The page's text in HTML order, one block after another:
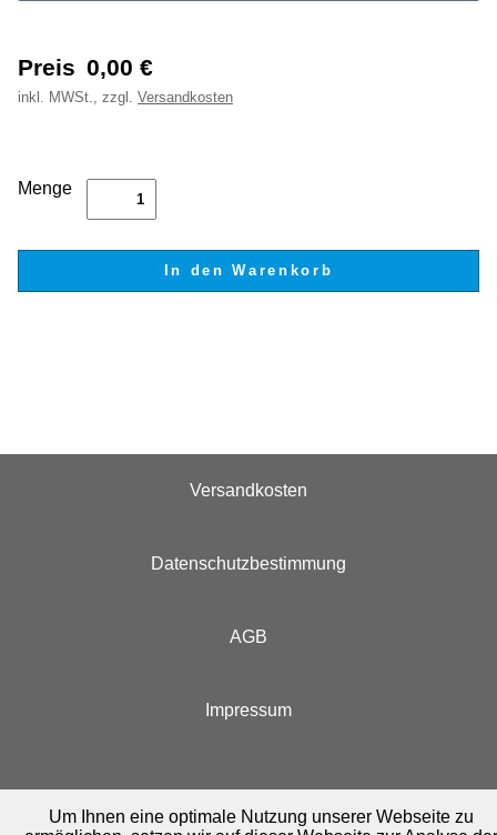
Preis 0,00 €
inkl. MWSt., zzgl. Versandkosten
Menge
Versandkosten
Datenschutzbestimmung
AGB
Impressum
Um Ihnen eine optimale Nutzung unserer Webseite zu